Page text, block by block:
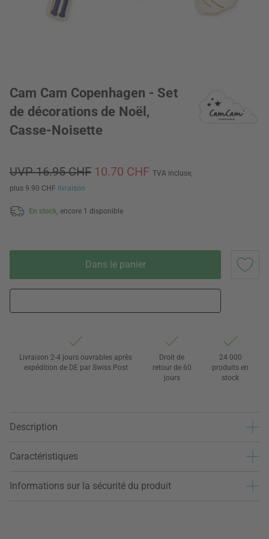
Cam Cam Copenhagen - Set
de décorations de Noël,
Casse-Noisette
UVP 16.95 CHF 10.70 CHF TVA incluse,
plus 9.90 CHF livraison
En stock, encore 1 disponible
Dans le panier
Livraison 2-4 jours ouvrables après
expédition de DE par Swiss Post
Droit de
retour de 60
jours
24 000
produits en
stock
Description
Caractéristiques
Informations sur la sécurité du produit